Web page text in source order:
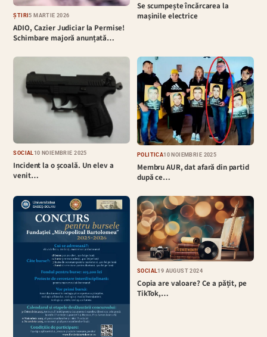
ȘTIRI5 MARTIE 2026
ADIO, Cazier Judiciar la Permise!
Schimbare majoră anunțată…
Se scumpește încărcarea la
mașinile electrice
SOCIAL10 NOIEMBRIE 2025
Incident la o școală. Un elev a
venit…
POLITICĂ10 NOIEMBRIE 2025
Membru AUR, dat afară din partid
după ce…
SOCIAL19 AUGUST 2024
Copia are valoare? Ce a pățit, pe
TikTok,…